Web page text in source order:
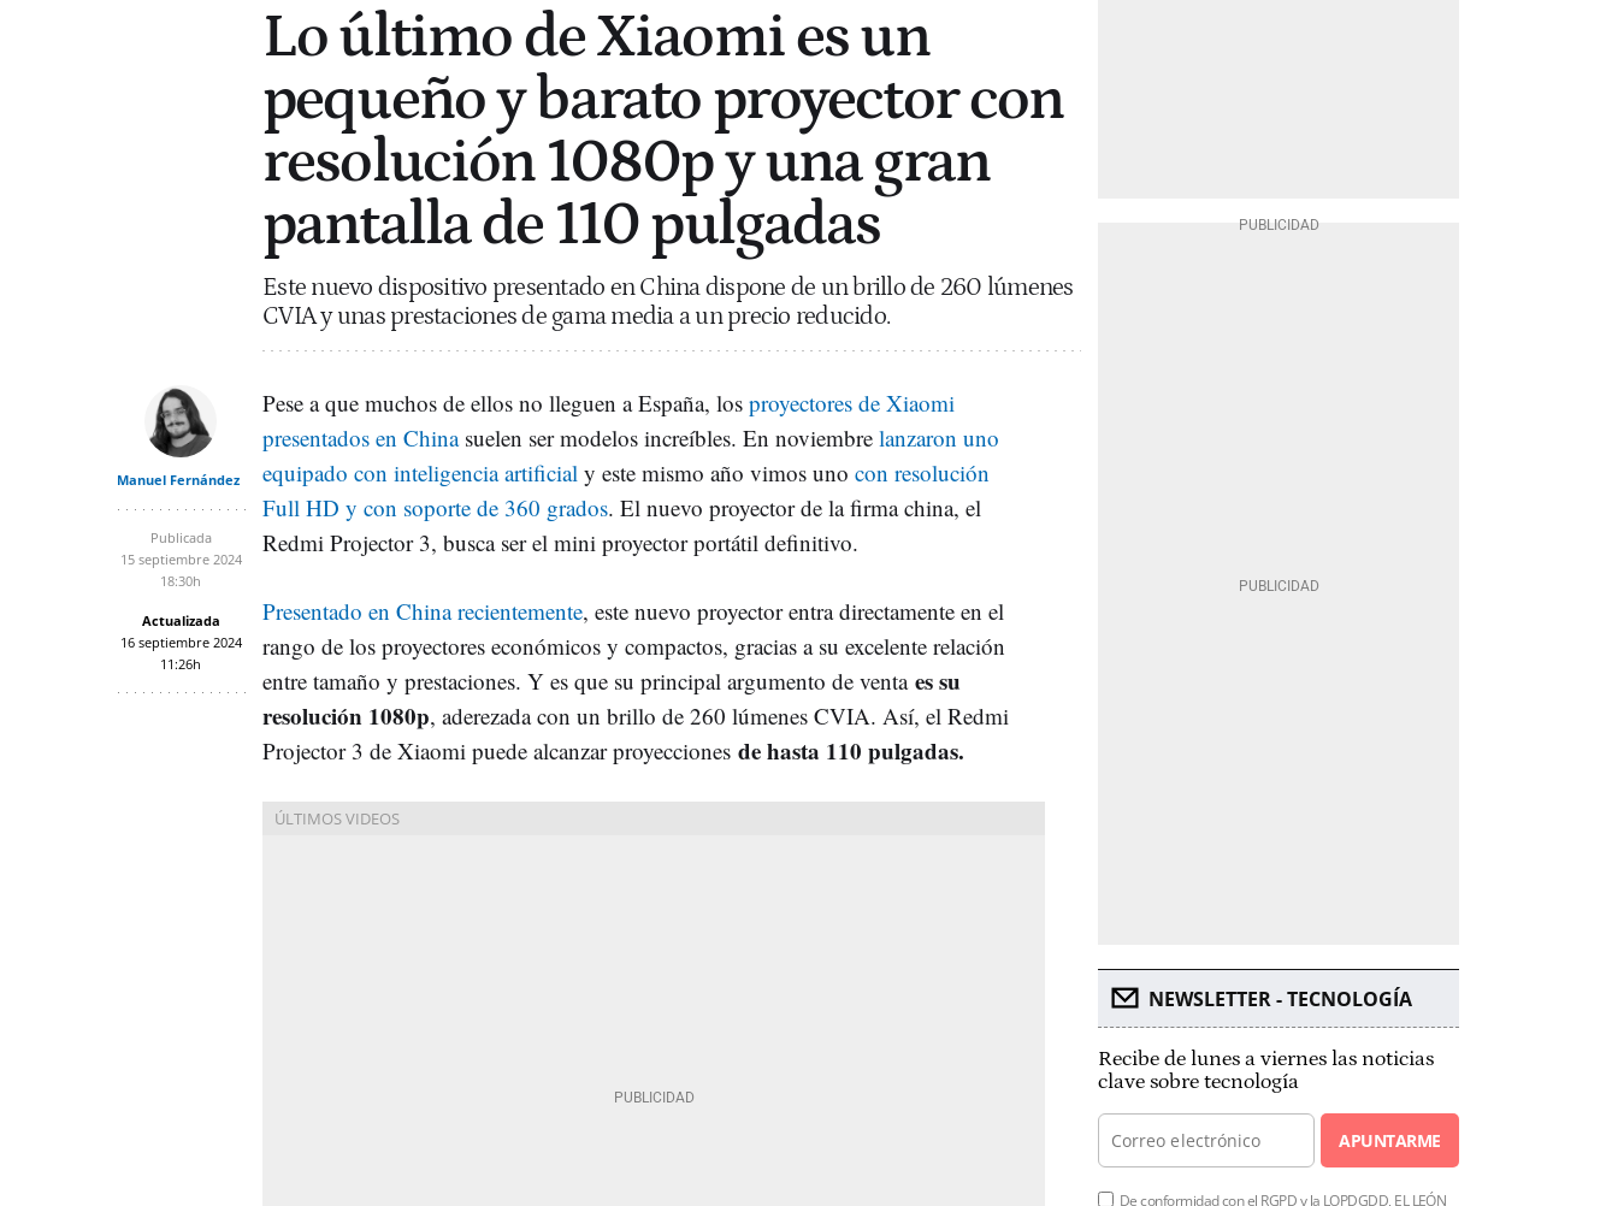
Lo último de Xiaomi es un
pequeño y barato proyector con
resolución 1080p y una gran
pantalla de 110 pulgadas
Este nuevo dispositivo presentado en China dispone de un brillo de 260 lúmenes
CVIA y unas prestaciones de gama media a un precio reducido.
Manuel Fernández
Publicada
15 septiembre 2024
18:30h
Actualizada
16 septiembre 2024
11:26h
Pese a que muchos de ellos no lleguen a España, los proyectores de Xiaomi
presentados en Chinasuelen ser modelos increíbles. En noviembre lanzaron uno
equipado con inteligencia artificial y este mismo año vimos uno con resolución
Full HD y con soporte de 360 grados. El nuevo proyector de la firma china, el
Redmi Projector 3, busca ser el mini proyector portátil definitivo.
Presentado en China recientemente, este nuevo proyector entra directamente en el
rango de los proyectores económicos y compactos, gracias a su excelente relación
entre tamaño y prestaciones. Y es que su principal argumento de venta es su
resolución 1080p, aderezada con un brillo de 260 lúmenes CVIA. Así, el Redmi
Projector 3 de Xiaomi puede alcanzar proyecciones de hasta 110 pulgadas.
NEWSLETTER - TECNOLOGÍA
Recibe de lunes a viernes las noticias
clave sobre tecnología
APUNTARME
De conformidad con el RGPD y la LOPDGDD, EL LEÓN